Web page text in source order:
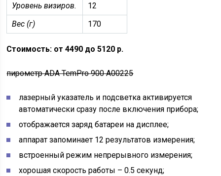
Уровень визиров.
12
Вес (г)
170
Стоимость: от 4490 до 5120 р.
пирометр ADA TemPro 900 A00225
лазерный указатель и подсветка активируется
автоматически сразу после включения прибора;
отображается заряд батареи на дисплее;
аппарат запоминает 12 результатов измерения;
встроенный режим непрерывного измерения;
хорошая скорость работы – 0.5 секунд;